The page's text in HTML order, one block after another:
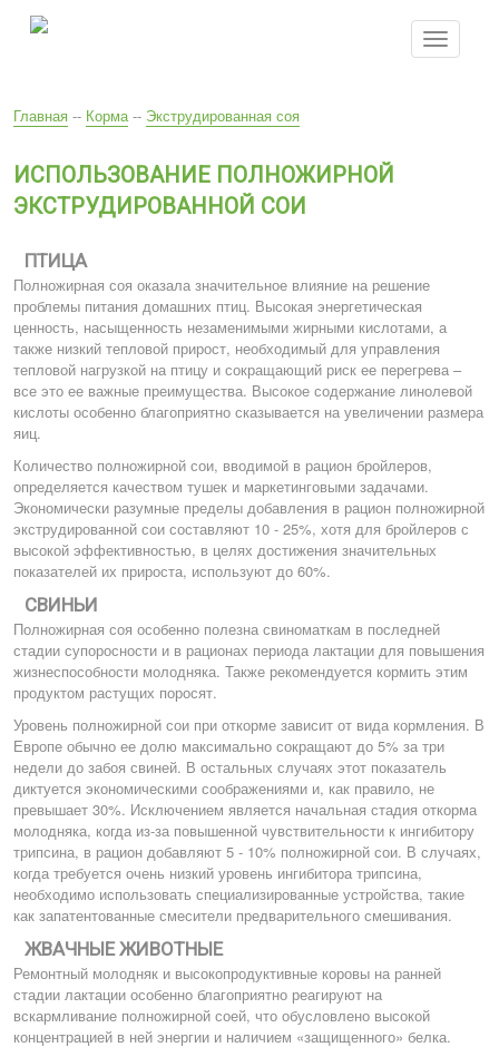
Перейти
Toggle
navigation
Вы
здесь
Главная -- Корма -- Экструдированная соя
ИСПОЛЬЗОВАНИЕ ПОЛНОЖИРНОЙ
ЭКСТРУДИРОВАННОЙ СОИ
ПТИЦА
Полножирная соя оказала значительное влияние на решение
проблемы питания домашних птиц. Высокая энергетическая
ценность, насыщенность незаменимыми жирными кислотами, а
также низкий тепловой прирост, необходимый для управления
тепловой нагрузкой на птицу и сокращающий риск ее перегрева –
все это ее важные преимущества. Высокое содержание линолевой
кислоты особенно благоприятно сказывается на увеличении размера
яиц.
Количество полножирной сои, вводимой в рацион бройлеров,
определяется качеством тушек и маркетинговыми задачами.
Экономически разумные пределы добавления в рацион полножирной
экструдированной сои составляют 10 - 25%, хотя для бройлеров с
высокой эффективностью, в целях достижения значительных
показателей их прироста, используют до 60%.
СВИНЬИ
Полножирная соя особенно полезна свиноматкам в последней
стадии супоросности и в рационах периода лактации для повышения
жизнеспособности молодняка. Также рекомендуется кормить этим
продуктом растущих поросят.
Уровень полножирной сои при откорме зависит от вида кормления. В
Европе обычно ее долю максимально сокращают до 5% за три
недели до забоя свиней. В остальных случаях этот показатель
диктуется экономическими соображениями и, как правило, не
превышает 30%. Исключением является начальная стадия откорма
молодняка, когда из-за повышенной чувствительности к ингибитору
трипсина, в рацион добавляют 5 - 10% полножирной сои. В случаях,
когда требуется очень низкий уровень ингибитора трипсина,
необходимо использовать специализированные устройства, такие
как запатентованные смесители предварительного смешивания.
ЖВАЧНЫЕ ЖИВОТНЫЕ
Ремонтный молодняк и высокопродуктивные коровы на ранней
стадии лактации особенно благоприятно реагируют на
вскармливание полножирной соей, что обусловлено высокой
концентрацией в ней энергии и наличием «защищенного» белка.